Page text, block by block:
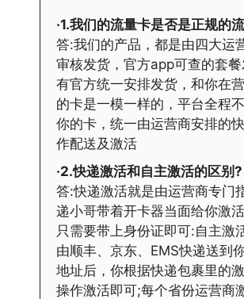
·1.我们的流量卡是否是正规的
答:我们的产品，都是由四大运
审核发货，官方app可查的套
有官方统一安排发货，和你在
的卡是一模一样的，平台全程
你的卡，统一由运营商安排的
作配送及激活
·2.快递激活和自主激活的区别?
答:快递激活就是由运营商专门
递小哥带着开卡器当面给你激
只需要带上身份证即可:自主激
由顺丰、京东、EMS快递送到
地址后，你根据快递包裹里的
操作激活即可;每个省份运营商